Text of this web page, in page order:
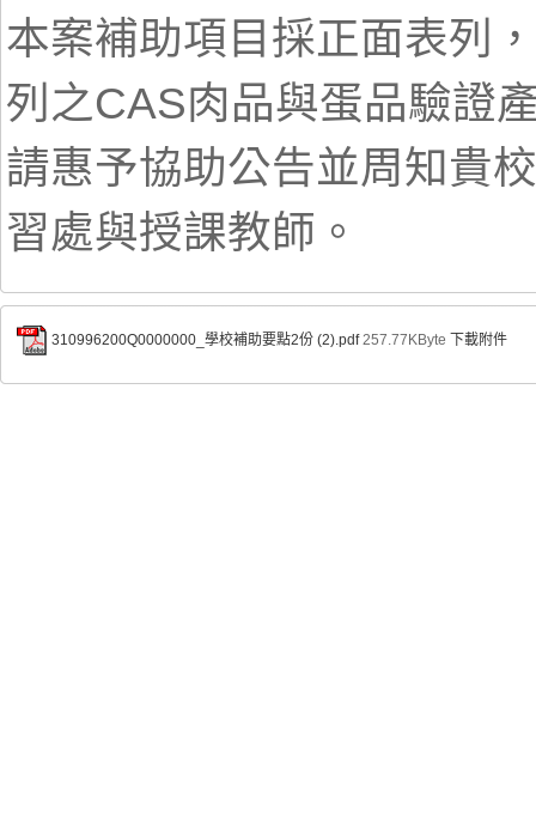
本案補助項目採正面表列
列之CAS肉品與蛋品驗證
請惠予協助公告並周知貴
習處與授課教師。
310996200Q0000000_學校補助要點2份 (2).pdf 257.77KByte 下載附件